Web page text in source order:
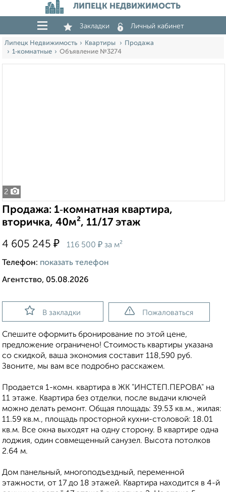
ЛИПЕЦК НЕДВИЖИМОСТЬ
Закладки Личный кабинет
Липецк Недвижимость Квартиры
Продажа
1‑комнатные
Объявление №3274
2
Продажа: 1‑комнатная квартира,
вторичка, 40м², 11/17 этаж
4 605 245 ₽ 116 500 ₽ за м²
Телефон: показать телефон
Агентство, 05.08.2026
В закладки Пожаловаться
Спешите оформить бронирование по этой цене,
предложение ограничено! Стоимость квартиры указана
со скидкой, ваша экономия составит 118,590 руб.
Звоните, мы вам все подробно расскажем.
Продается 1-комн. квартира в ЖК "ИНСТЕП.ПЕРОВА" на
11 этаже. Квартира без отделки, после выдачи ключей
можно делать ремонт. Общая площадь: 39.53 кв.м., жилая:
11.59 кв.м., площадь просторной кухни-столовой: 18.01
кв.м. Все окна выходят на одну сторону. В квартире одна
лоджия, один совмещенный санузел. Высота потолков
2.64 м.
Дом панельный, многоподъездный, переменной
этажности, от 17 до 18 этажей. Квартира находится в 4-й